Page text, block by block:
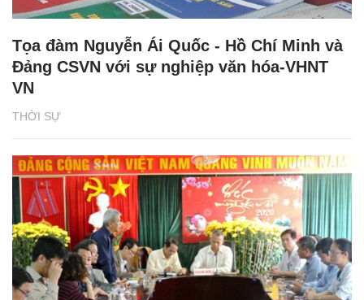
THỜI SỰ
Tọa đàm Nguyễn Ái Quốc - Hồ Chí Minh và
Đảng CSVN với sự nghiệp văn hóa-VHNT
VN